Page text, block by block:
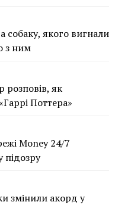
собаку, якого вигнали
з ним
як
Поттера»
Money 24/7
підозру
змінили акорд у